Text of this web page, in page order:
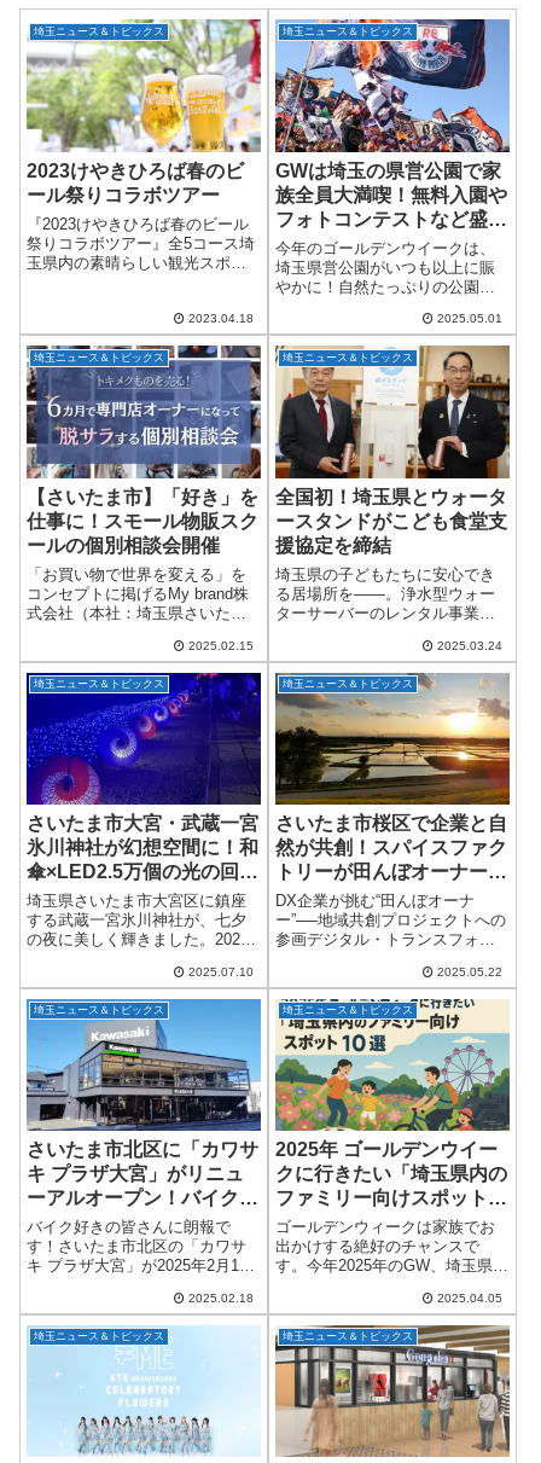
埼玉ニュース＆トピックス
2023けやきひろば春のビ
ール祭りコラボツアー
『2023けやきひろば春のビール
祭りコラボツアー』全5コース埼
玉県内の素晴らしい観光スポッ
ご案内します！4年ぶりに開催さ
れる屋外のビール祭り会場で
は、3時間利用...
2023.04.18
埼玉ニュース＆トピックス
GWは埼玉の県営公園で家
族全員大満喫！無料入園や
フォトコンテストなど盛り
だくさん
今年のゴールデンウイークは、
埼玉県営公園がいつも以上に賑
やかに！自然たっぷりの公園
を作りませんか？普段は見られ
ない特別イベントや無料入園、
フォトコンテストなどが待って
います。子どもから大人...
2025.05.01
埼玉ニュース＆トピックス
【さいたま市】「好き」を
仕事に！スモール物販スク
ールの個別相談会開催
「お買い物で世界を変える」を
コンセプトに掲げるMy brand株
式会社（本社：埼玉県さいたま
る！6ヶ月で専門店オーナーにな
って脱サラする個別相談会」を
期間限定で開催します！心がと
きめくものだ...
2025.02.15
埼玉ニュース＆トピックス
全国初！埼玉県とウォータ
ースタンドがこども食堂支
援協定を締結
埼玉県の子どもたちに安心でき
る居場所を――。浄水型ウォー
ターサーバーのレンタル事業を
株式会社」（本社：埼玉県さい
たま市）が、埼玉県と「こども
食堂等こどもの居場所を支援す
るための協働に関する...
2025.03.24
埼玉ニュース＆トピックス
さいたま市大宮・武蔵一宮
氷川神社が幻想空間に！和
傘×LED2.5万個の光の回廊
「スターライトシュライ
ン」が国内外で話題
埼玉県さいたま市大宮区に鎮座
する武蔵一宮氷川神社が、七夕
の夜に美しく輝きました。2025
での3日間にわたり開催されたイ
ベント「彩りが織りなす氷川神
社 ～スターライトシュライン」
では、約...
2025.07.10
埼玉ニュース＆トピックス
さいたま市桜区で企業と自
然が共創！スパイスファク
トリーが田んぼオーナーに
就任し、社員と育てる“ご
はん3,000杯分”の新しい福
利厚生が始動
DX企業が挑む“田んぼオーナ
ー”──地域共創プロジェクトへの
参画デジタル・トランスフォー
パイスファクトリー株式会社
が、埼玉県さいたま市桜区塚本
郷で田んぼのオーナーに就任し
たという、ちょっ...
2025.05.22
埼玉ニュース＆トピックス
さいたま市北区に「カワサ
キ プラザ大宮」がリニュ
ーアルオープン！バイク好
き必見の魅力とは？
バイク好きの皆さんに朗報で
す！さいたま市北区の「カワサ
キ プラザ大宮」が2025年2月15
ました。場所はステラタウン近
く、国道17号線沿いの東大成町2
丁目交差点のそば。最寄りのニ
2025.02.18
埼玉ニュース＆トピックス
2025年 ゴールデンウイー
クに行きたい「埼玉県内の
ファミリー向けスポット」
10選
ゴールデンウィークは家族でお
出かけする絶好のチャンスで
す。今年2025年のGW、埼玉県内
すめスポット10選をご紹介しま
す。自然あふれる公園や体験型
イベント、レジャー施設、美味
しいグルメスポ...
2025.04.05
埼玉ニュース＆トピックス 埼玉ニュース＆トピックス